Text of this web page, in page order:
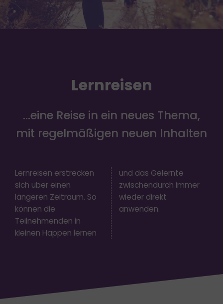
Lernreisen
…eine Reise in ein neues Thema,
mit regelmäßigen neuen Inhalten
Lernreisen erstrecken
sich über einen
längeren Zeitraum. So
können die
Teilnehmenden in
kleinen Happen lernen
und das Gelernte
zwischendurch immer
wieder direkt
anwenden.